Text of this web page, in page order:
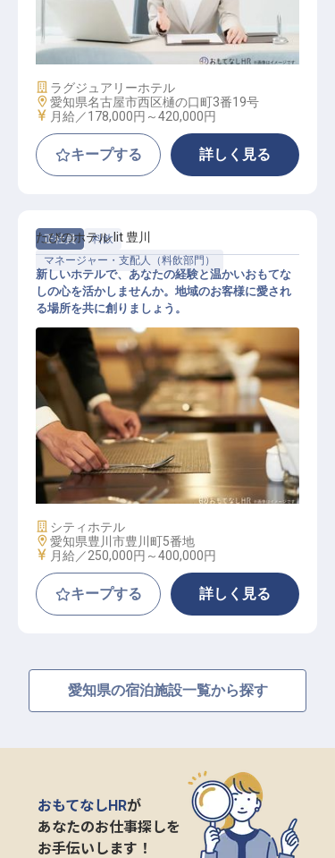
広報マーケティングスタッフ
施設業態
ラグジュアリーホテル
勤務地
愛知県名古屋市西区樋の口町3番19号
給与
月給／178,000円～420,000円
キープする 詳しく見る
正社員
料飲
マネージャー・支配人（料飲部門）
ホールマネージャー
たびのホテル lit 豊川
新しいホテルで、あなたの経験と温かいおもてな
しの心を活かしませんか。地域のお客様に愛され
る場所を共に創りましょう。
施設業態
シティホテル
勤務地
愛知県豊川市豊川町5番地
給与
月給／250,000円～400,000円
キープする 詳しく見る
愛知県の宿泊施設一覧から探す
おもてなしHRが
あなたのお仕事探しを
お手伝いします！